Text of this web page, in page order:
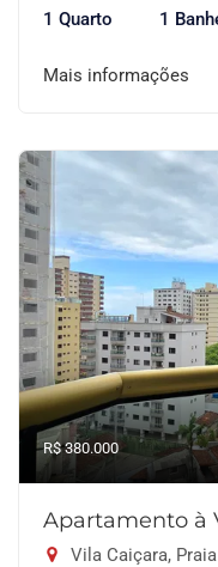
1 Quarto 1
Mais informações
R$ 380.000
Apartamento à
Vila Caiçara,